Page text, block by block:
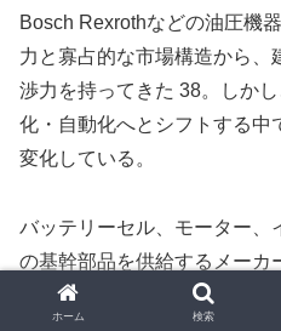
Bosch Rexrothなどの油圧機
力と寡占的な市場構造から、
渉力を持ってきた 38。しか
化・自動化へとシフトする中
変化している。
バッテリーセル、モーター、
の基幹部品を供給するメーカ
Solution）や、自動運転シス
ホーム 検索